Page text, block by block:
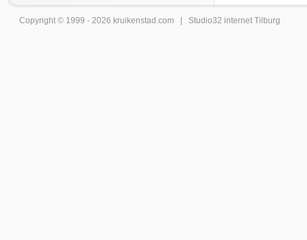
Copyright © 1999 - 2026 kruikenstad .com | Studio32 internet Tilburg